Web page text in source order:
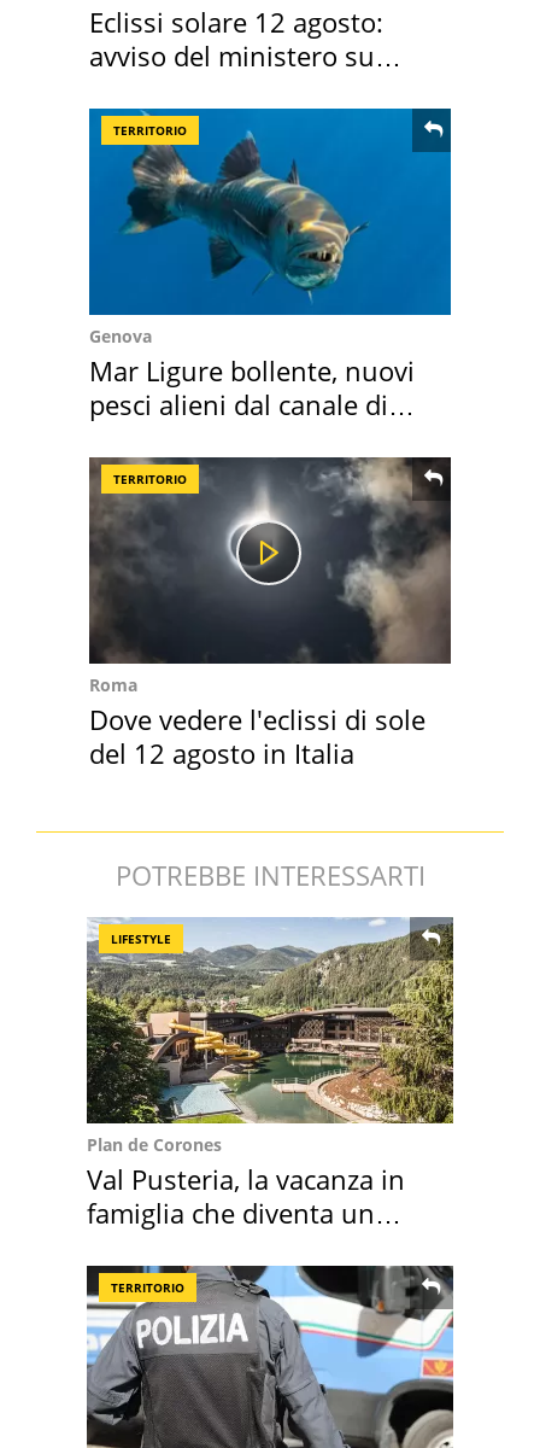
Eclissi solare 12 agosto:
avviso del ministero su
TERRITORIO
Genova
Mar Ligure bollente, nuovi
pesci alieni dal canale di
TERRITORIO
Roma
Dove vedere l'eclissi di sole
del 12 agosto in Italia
POTREBBE INTERESSARTI
LIFESTYLE
Plan de Corones
Val Pusteria, la vacanza in
famiglia che diventa un
TERRITORIO